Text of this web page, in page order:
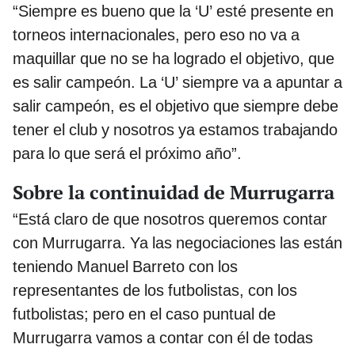
“Siempre es bueno que la ‘U’ esté presente en
torneos internacionales, pero eso no va a
maquillar que no se ha logrado el objetivo, que
es salir campeón. La ‘U’ siempre va a apuntar a
salir campeón, es el objetivo que siempre debe
tener el club y nosotros ya estamos trabajando
para lo que será el próximo año”.
Sobre la continuidad de Murrugarra
“Está claro de que nosotros queremos contar
con Murrugarra. Ya las negociaciones las están
teniendo Manuel Barreto con los
representantes de los futbolistas, con los
futbolistas; pero en el caso puntual de
Murrugarra vamos a contar con él de todas